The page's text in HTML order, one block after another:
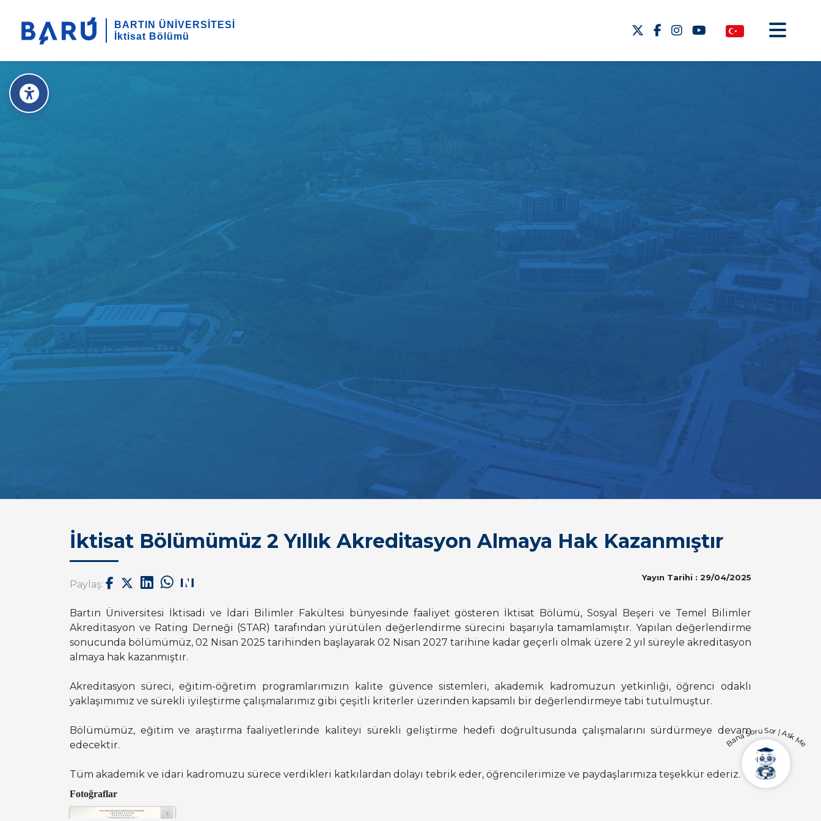
BARTIN ÜNİVERSİTESİ
İktisat Bölümü
İktisat Bölümümüz 2 Yıllık Akreditasyon Almaya Hak Kazanmıştır
Paylaş:
Yayın Tarihi : 29/04/2025
Bartın Üniversitesi İktisadi ve İdari Bilimler Fakültesi bünyesinde faaliyet gösteren İktisat Bölümü, Sosyal Beşeri ve Temel Bilimler
Akreditasyon ve Rating Derneği (STAR) tarafından yürütülen değerlendirme sürecini başarıyla tamamlamıştır. Yapılan değerlendirme
sonucunda bölümümüz, 02 Nisan 2025 tarihinden başlayarak 02 Nisan 2027 tarihine kadar geçerli olmak üzere 2 yıl süreyle akreditasyon
almaya hak kazanmıştır.
Akreditasyon süreci, eğitim-öğretim programlarımızın kalite güvence sistemleri, akademik kadromuzun yetkinliği, öğrenci odaklı
yaklaşımımız ve sürekli iyileştirme çalışmalarımız gibi çeşitli kriterler üzerinden kapsamlı bir değerlendirmeye tabi tutulmuştur.
Bölümümüz, eğitim ve araştırma faaliyetlerinde kaliteyi sürekli geliştirme hedefi doğrultusunda çalışmalarını sürdürmeye devam
edecektir.
Tüm akademik ve idari kadromuzu sürece verdikleri katkılardan dolayı tebrik eder, öğrencilerimize ve paydaşlarımıza teşekkür ederiz.
Fotoğraflar
Bana Soru Sor | Ask Me